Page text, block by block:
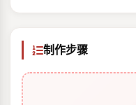
制作步骤